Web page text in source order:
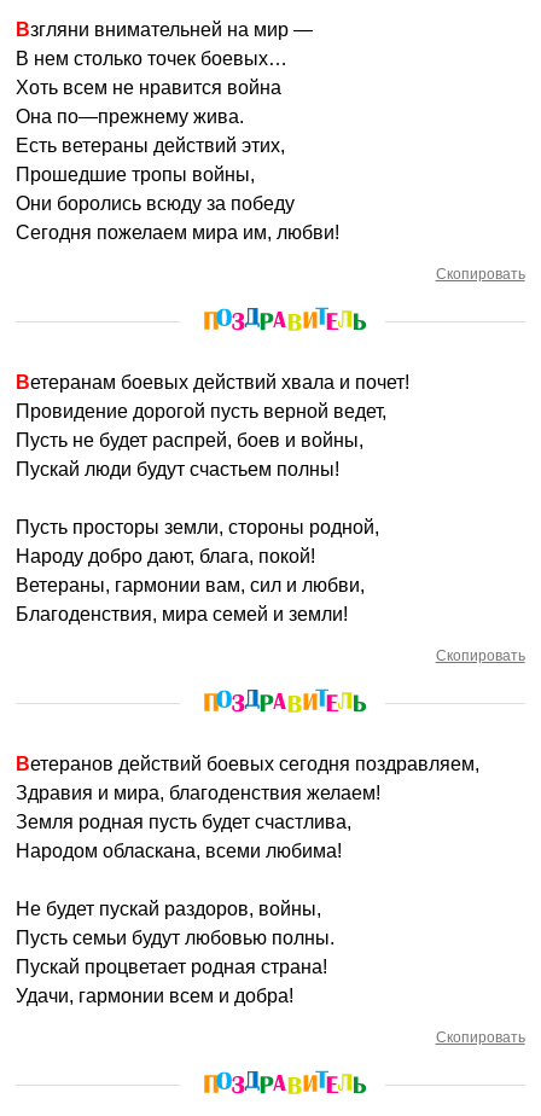
Взгляни внимательней на мир —
В нем столько точек боевых…
Хоть всем не нравится война
Она по—прежнему жива.
Есть ветераны действий этих,
Прошедшие тропы войны,
Они боролись всюду за победу
Сегодня пожелаем мира им, любви!
Скопировать
Ветеранам боевых действий хвала и почет!
Провидение дорогой пусть верной ведет,
Пусть не будет распрей, боев и войны,
Пускай люди будут счастьем полны!
Пусть просторы земли, стороны родной,
Народу добро дают, блага, покой!
Ветераны, гармонии вам, сил и любви,
Благоденствия, мира семей и земли!
Скопировать
Ветеранов действий боевых сегодня поздравляем,
Здравия и мира, благоденствия желаем!
Земля родная пусть будет счастлива,
Народом обласкана, всеми любима!
Не будет пускай раздоров, войны,
Пусть семьи будут любовью полны.
Пускай процветает родная страна!
Удачи, гармонии всем и добра!
Скопировать